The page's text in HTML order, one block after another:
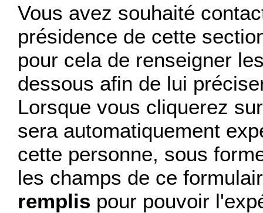
Vous avez souhaité
présidence de cette
pour cela de renseigner
dessous afin de lui
Lorsque vous cliquerez
sera automatiquement
cette personne, sous
les champs de ce
remplis pour pouvoir